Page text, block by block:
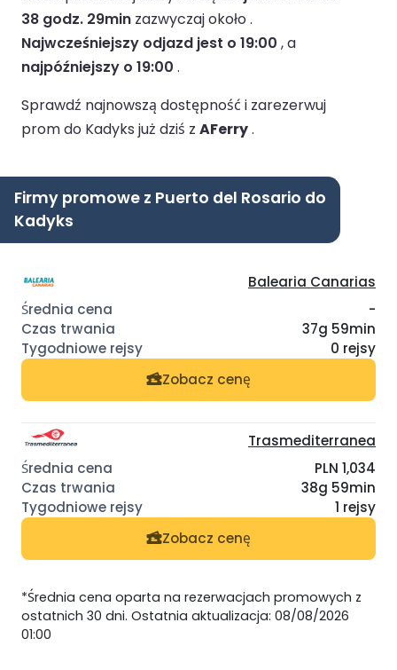
38 godz. 29min zazwyczaj około .
Najwcześniejszy odjazd jest o 19:00 , a
najpóźniejszy o 19:00 .
Sprawdź najnowszą dostępność i zarezerwuj
prom do Kadyks już dziś z AFerry.
Firmy promowe z Puerto del Rosario do
Kadyks
Balearia Canarias
-
37g 59min
0 rejsy
Zobacz cenę
Trasmediterranea
PLN 1,034
38g 59min
1 rejsy
Zobacz cenę
*Średnia cena oparta na rezerwacjach promowych z
ostatnich 30 dni. Ostatnia aktualizacja: 08/08/2026
01:00